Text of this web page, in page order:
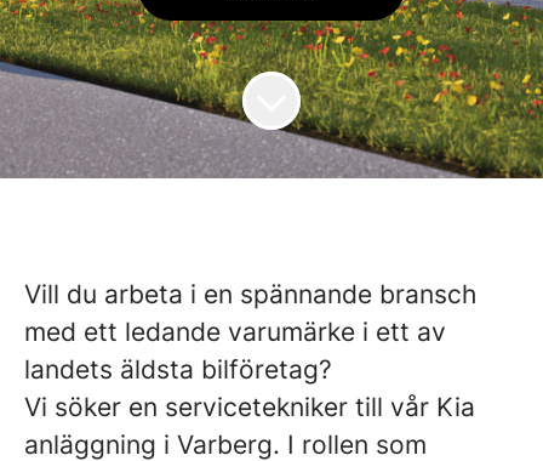
Vill du arbeta i en spännande bransch
med ett ledande varumärke i ett av
landets äldsta bilföretag?
Vi söker en servicetekniker till vår Kia
anläggning i Varberg. I rollen som